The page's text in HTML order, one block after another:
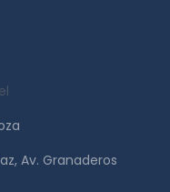
Av. Granaderos